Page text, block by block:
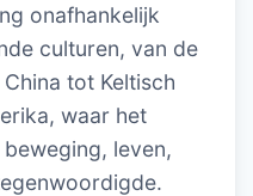
onafhankelijk
culturen, van de
tot Keltisch
waar het
leven,